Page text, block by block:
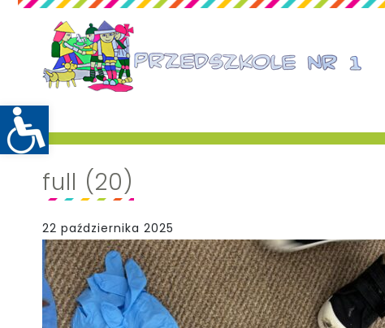
full (20)
22 października 2025